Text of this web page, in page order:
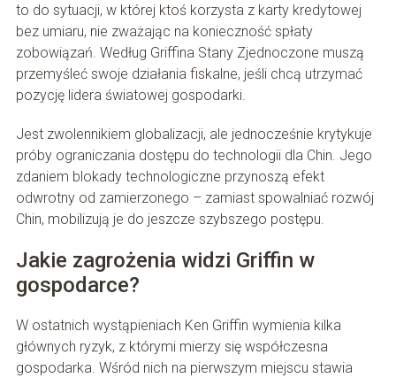
to do sytuacji, w której ktoś korzysta z karty kredytowej
bez umiaru, nie zważając na konieczność spłaty
zobowiązań. Według Griffina Stany Zjednoczone muszą
przemyśleć swoje działania fiskalne, jeśli chcą utrzymać
pozycję lidera światowej gospodarki.
Jest zwolennikiem globalizacji, ale jednocześnie krytykuje
próby ograniczania dostępu do technologii dla Chin. Jego
zdaniem blokady technologiczne przynoszą efekt
odwrotny od zamierzonego – zamiast spowalniać rozwój
Chin, mobilizują je do jeszcze szybszego postępu.
Jakie zagrożenia widzi Griffin w
gospodarce?
W ostatnich wystąpieniach Ken Griffin wymienia kilka
głównych ryzyk, z którymi mierzy się współczesna
gospodarka. Wśród nich na pierwszym miejscu stawia